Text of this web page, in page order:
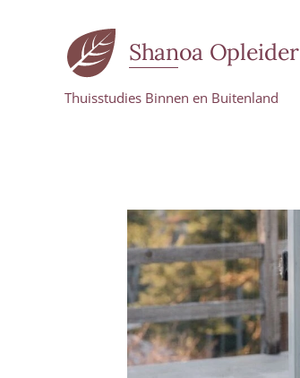
Shanoa Opleider
Thuisstudies Binnen en Buitenland